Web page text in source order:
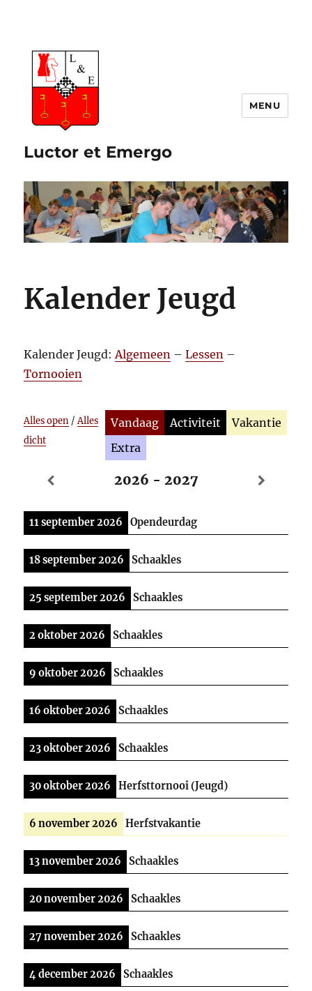
Luctor et Emergo
Kalender Jeugd
Kalender Jeugd:Algemeen –Lessen –
Tornooien
Alles open /Alles
dicht
Vandaag Activiteit
Vakantie
Extra
2026 - 2027
11 september 2026 Opendeurdag
18 september 2026 Schaakles
25 september 2026 Schaakles
2 oktober 2026 Schaakles
9 oktober 2026 Schaakles
16 oktober 2026 Schaakles
23 oktober 2026 Schaakles
30 oktober 2026 Herfsttornooi (Jeugd)
6 november 2026 Herfstvakantie
13 november 2026 Schaakles
20 november 2026 Schaakles
27 november 2026 Schaakles
4 december 2026 Schaakles